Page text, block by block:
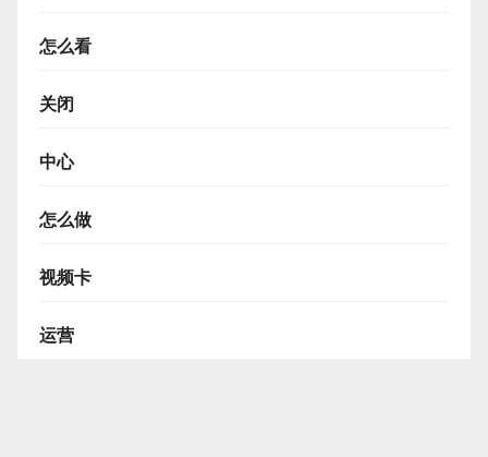
怎么看
关闭
中心
怎么做
视频卡
运营